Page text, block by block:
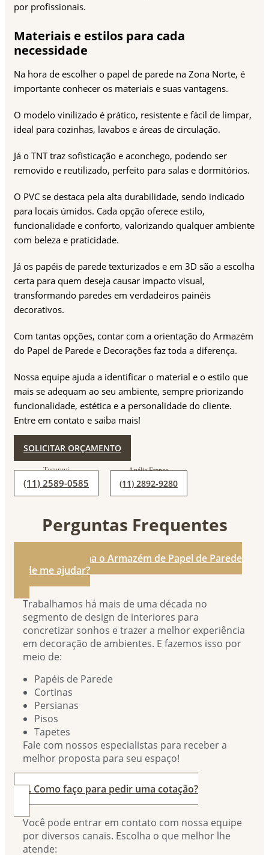
por profissionais.
Materiais e estilos para cada
necessidade
Na hora de escolher o papel de parede na Zona Norte, é
importante conhecer os materiais e suas vantagens.
O modelo vinilizado é prático, resistente e fácil de limpar,
ideal para cozinhas, lavabos e áreas de circulação.
Já o TNT traz sofisticação e aconchego, podendo ser
removido e reutilizado, perfeito para salas e dormitórios.
O PVC se destaca pela alta durabilidade, sendo indicado
para locais úmidos. Cada opção oferece estilo,
funcionalidade e conforto, valorizando qualquer ambiente
com beleza e praticidade.
Já os papéis de parede texturizados e em 3D são a escolha
certa para quem deseja causar impacto visual,
transformando paredes em verdadeiros painéis
decorativos.
Com tantas opções, contar com a orientação do Armazém
do Papel de Parede e Decorações faz toda a diferença.
Nossa equipe ajuda a identificar o material e o estilo que
mais se adequam ao seu ambiente, sempre priorizando
funcionalidade, estética e a personalidade do cliente.
Entre em contato e saiba mais!
SOLICITAR ORÇAMENTO
(11) 2589-0585 (11) 2892-9280
Perguntas Frequentes
1. De que forma o Armazém de Papel de Parede
pode me ajudar?
Trabalhamos há mais de uma década no
segmento de design de interiores para
concretizar sonhos e trazer a melhor experiência
em decoração de ambientes. E fazemos isso por
meio de:
Papéis de Parede
Cortinas
Persianas
Pisos
Tapetes
Fale com nossos especialistas para receber a
melhor proposta para seu espaço!
2. Como faço para pedir uma cotação?
Você pode entrar em contato com nossa equipe
por diversos canais. Escolha o que melhor lhe
atende: